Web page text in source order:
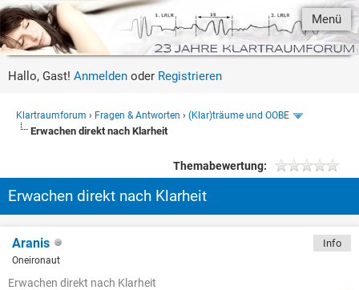
Menü
Hallo, Gast! Anmelden oder Registrieren
Klartraumforum › Fragen & Antworten › (Klar)träume und OOBE
Erwachen direkt nach Klarheit
Themabewertung:
Erwachen direkt nach Klarheit
Aranis
Oneironaut
Info
Erwachen direkt nach Klarheit